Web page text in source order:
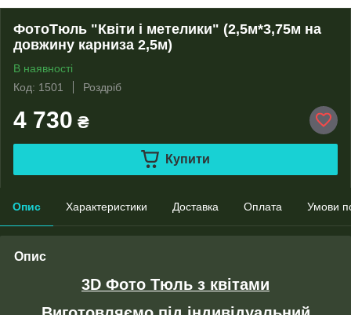
ФотоТюль "Квіти і метелики" (2,5м*3,75м на
довжину карниза 2,5м)
В наявності
Код: 1501
Роздріб
4 730 ₴
Купити
Опис Характеристики Доставка Оплата Умови
Опис
3D Фото Тюль з квітами